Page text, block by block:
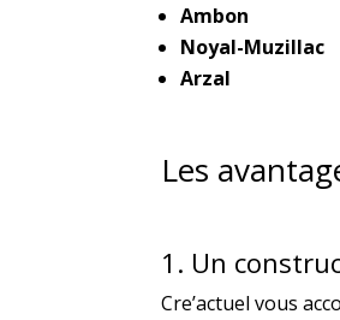
Ambon
Noyal-Muzillac
Arzal
Les
1. Un
Cre’actuel vous